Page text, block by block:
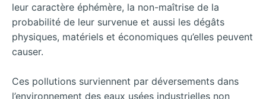
leur caractère éphémère, la non-maîtrise de la
probabilité de leur survenue et aussi les dégâts
physiques, matériels et économiques qu’elles peuvent
causer.
Ces pollutions surviennent par déversements dans
l’environnement des eaux usées industrielles non